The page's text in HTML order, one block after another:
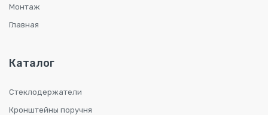
Монтаж
Главная
Каталог
Стеклодержатели
Кронштейны поручня